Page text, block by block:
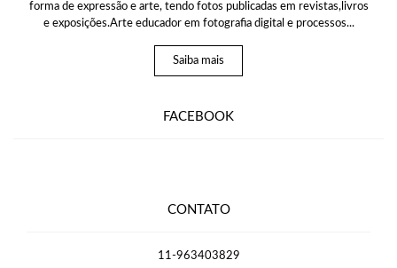
forma de expressão e arte, tendo fotos publicadas em revistas,livros
e exposições.Arte educador em fotografia digital e processos...
Saiba mais
FACEBOOK
CONTATO
11-963403829